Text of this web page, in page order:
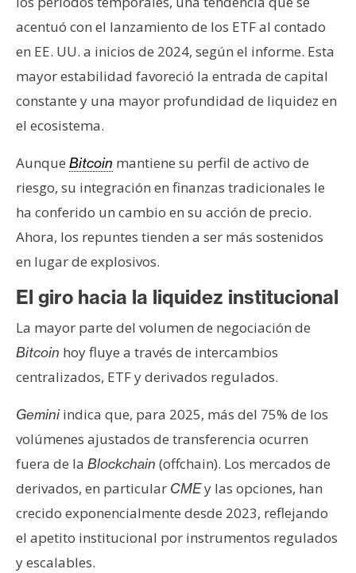
acentuó con el lanzamiento de los ETF al contado
en EE. UU. a inicios de 2024, según el informe. Esta
mayor estabilidad favoreció la entrada de capital
constante y una mayor profundidad de liquidez en
el ecosistema.
Aunque Bitcoin mantiene su perfil de activo de
riesgo, su integración en finanzas tradicionales le
ha conferido un cambio en su acción de precio.
Ahora, los repuntes tienden a ser más sostenidos
en lugar de explosivos.
El giro hacia la liquidez institucional
La mayor parte del volumen de negociación de
Bitcoin hoy fluye a través de intercambios
centralizados, ETF y derivados regulados.
Geminiindica que, para 2025, más del 75% de los
volúmenes ajustados de transferencia ocurren
fuera de la Blockchain (offchain). Los mercados de
derivados, en particular CMEy las opciones, han
crecido exponencialmente desde 2023, reflejando
el apetito institucional por instrumentos regulados
y escalables.